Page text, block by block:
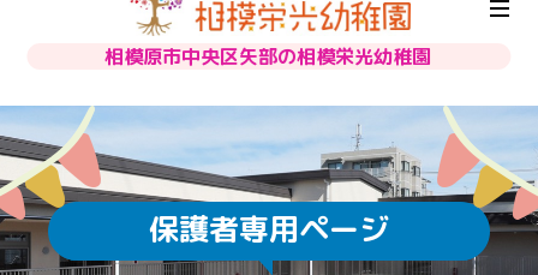
相模原市中央区矢部の相模栄光幼稚園
保護者専用ページ